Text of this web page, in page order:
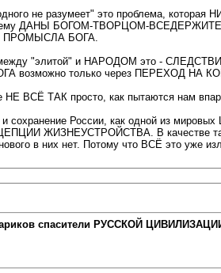
не разумеет" это проблема,
ДАНЫ БОГОМ-ТВОРЦОМ-
ПРОМЫСЛА БОГА.
"элитой" и НАРОДОМ это -
возможно только через ПЕРЕХОД НА
НЕ ВСЁ ТАК просто, как пытаются нам
и сохранение России, как одной из
ЖИЗНЕУСТРОЙСТВА. В качестве
в них нет. Потому что ВСЁ это уже
спасители РУССКОЙ